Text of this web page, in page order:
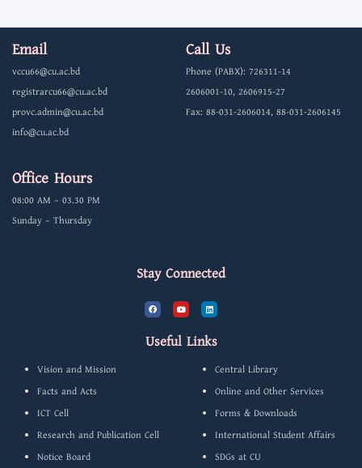
Email
vccu66@cu.ac.bd
registrarcu66@cu.ac.bd
provc.admin@cu.ac.bd
info@cu.ac.bd
Call Us
Phone (PABX): 726311-14
2606001-10, 2606915-27
Fax: 88-031-2606014, 88-031-2606145
Office Hours
08:00 AM – 03.30 PM
Sunday – Thursday
Stay Connected
F
a
c
b
o
Y
o
u
u
b
L
i
n
d
Useful Links
Vision and Mission
Facts and Acts
ICT Cell
Research and Publication Cell
Notice Board
Central Library
Online and Other Services
Forms & Downloads
International Student Affairs
SDGs at CU